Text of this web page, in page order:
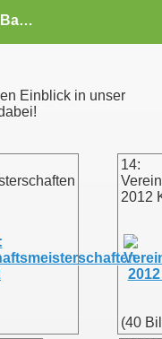
HSG TH Leipzig - Badminton
Einblick in unser
14:
2012
(40